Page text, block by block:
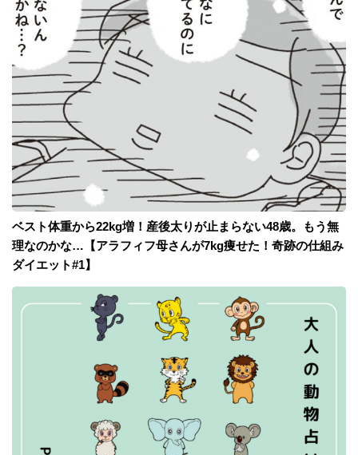
ベスト体重から22kg増！産後太りが止まらない48歳。もう無
理なのかな…【アラフィフ母さんが7kg痩せた！奇跡の仕組み
ダイエット#1】